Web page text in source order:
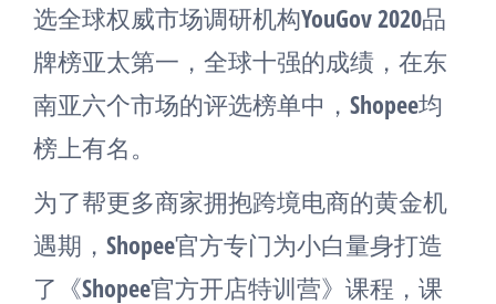
选全球权威市场调研机构YouGov 2020品
牌榜亚太第一，全球十强的成绩，在东
南亚六个市场的评选榜单中，Shopee均
榜上有名。
为了帮更多商家拥抱跨境电商的黄金机
遇期，Shopee官方专门为小白量身打造
了《Shopee官方开店特训营》课程，课